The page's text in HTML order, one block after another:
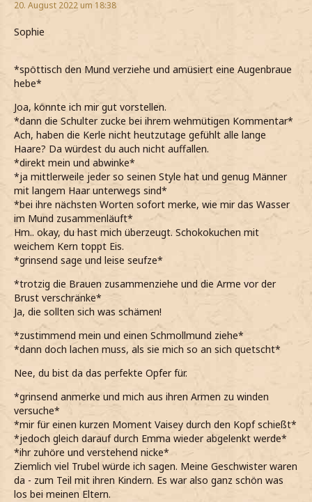
20. August 2022 um 18:38
Sophie
*spöttisch den Mund verziehe und amüsiert eine Augenbraue
hebe*
Joa, könnte ich mir gut vorstellen.
*dann die Schulter zucke bei ihrem wehmütigen Kommentar*
Ach, haben die Kerle nicht heutzutage gefühlt alle lange
Haare? Da würdest du auch nicht auffallen.
*direkt mein und abwinke*
*ja mittlerweile jeder so seinen Style hat und genug Männer
mit langem Haar unterwegs sind*
*bei ihre nächsten Worten sofort merke, wie mir das Wasser
im Mund zusammenläuft*
Hm.. okay, du hast mich überzeugt. Schokokuchen mit
weichem Kern toppt Eis.
*grinsend sage und leise seufze*
*trotzig die Brauen zusammenziehe und die Arme vor der
Brust verschränke*
Ja, die sollten sich was schämen!
*zustimmend mein und einen Schmollmund ziehe*
*dann doch lachen muss, als sie mich so an sich quetscht*
Nee, du bist da das perfekte Opfer für.
*grinsend anmerke und mich aus ihren Armen zu winden
versuche*
*mir für einen kurzen Moment Vaisey durch den Kopf schießt*
*jedoch gleich darauf durch Emma wieder abgelenkt werde*
*ihr zuhöre und verstehend nicke*
Ziemlich viel Trubel würde ich sagen. Meine Geschwister waren
da - zum Teil mit ihren Kindern. Es war also ganz schön was
los bei meinen Eltern.